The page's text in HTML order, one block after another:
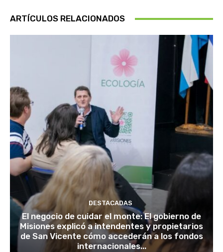
ARTÍCULOS RELACIONADOS
DESTACADAS
El negocio de cuidar el monte: El gobierno de
Misiones explicó a intendentes y propietarios
de San Vicente cómo accederán a los fondos
internacionales...